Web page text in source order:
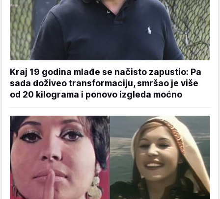
Kraj 19 godina mlađe se načisto zapustio: Pa
sada doživeo transformaciju, smršao je više
od 20 kilograma i ponovo izgleda moćno